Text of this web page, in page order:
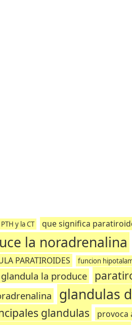
y la CT que significa
la noradrenalina
PARATIROIDES
funcion
la produce
glandulas
glandulas provoca